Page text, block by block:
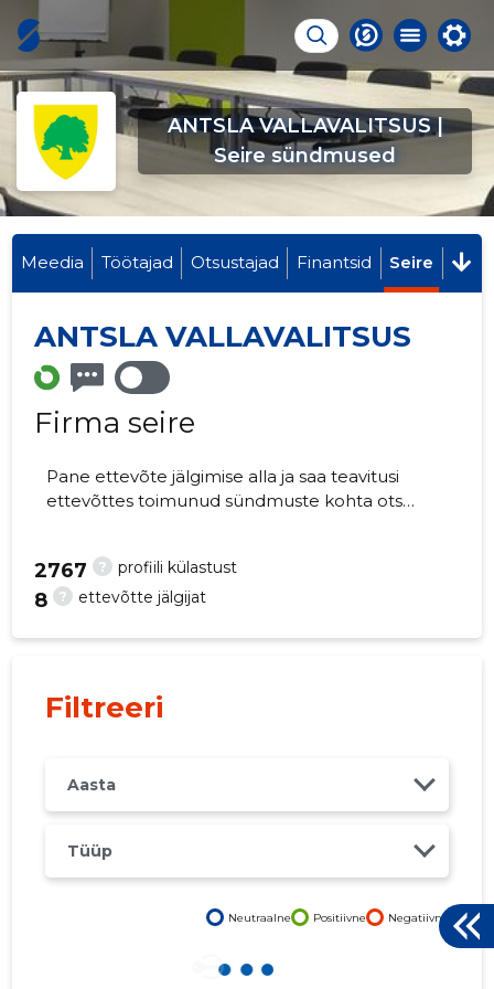
ANTSLA VALLAVALITSUS |
Seire sündmused
Meedia Töötajad Otsustajad Finantsid Seire
ANTSLA VALLAVALITSUS
Firma seire
Pane ettevõte jälgimise alla ja saa teavitusi
ettevõttes toimunud sündmuste kohta otse
? profiili külastust
2767
? ettevõtte jälgijat
8
Filtreeri
Aasta
Tüüp
Neutraalne Positiivne Negatiivne